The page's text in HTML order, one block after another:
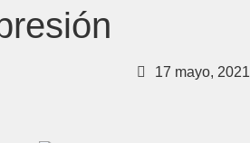
17 mayo, 2021